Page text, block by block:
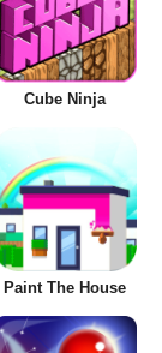
Cube Ninja
Paint The House